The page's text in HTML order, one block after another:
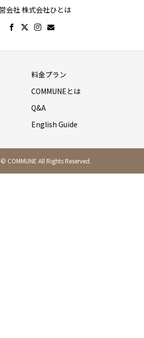
会社 株式会社ひとは
料金プラン
COMMUNEとは
Q&A
English Guide
COMMUNE All Rights Reserved.